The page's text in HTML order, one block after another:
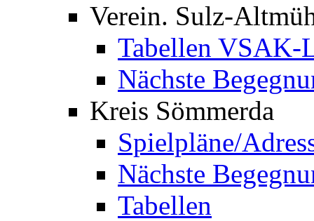
Verein. Sulz-
Tabellen VSAK-
Nächste
Kreis Sömmerda
Spielpläne/
Nächste
Tabellen